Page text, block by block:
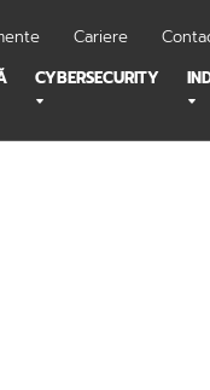
Cariere
CYBERSECURITY